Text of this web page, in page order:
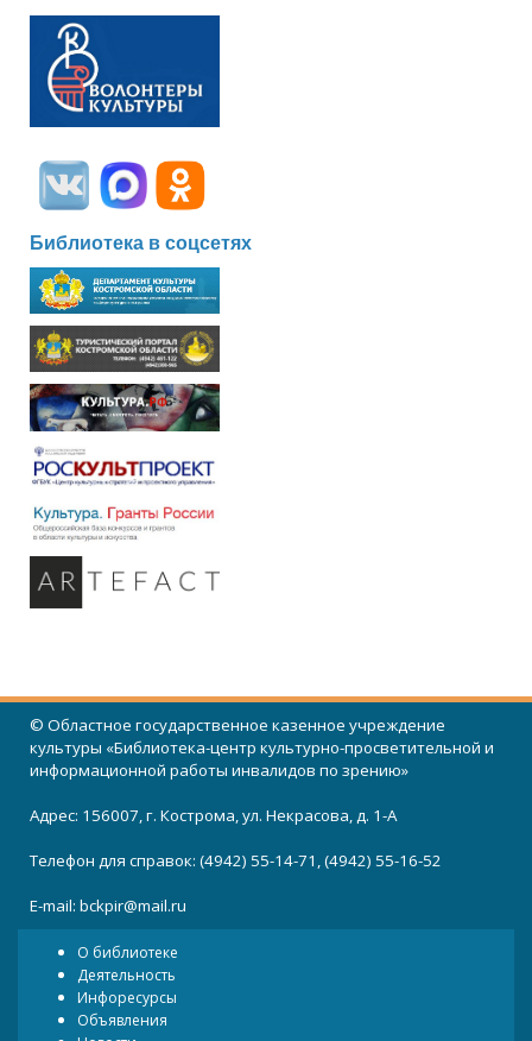
Библиотека в соцсетях
© Областное государственное казенное учреждение
культуры «Библиотека-центр культурно-просветительной и
информационной работы инвалидов по зрению»
Адрес: 156007, г. Кострома, ул. Некрасова, д. 1-А
Телефон для справок: (4942) 55-14-71, (4942) 55-16-52
E-mail: bckpir@mail.ru
О библиотеке
Деятельность
Инфоресурсы
Объявления